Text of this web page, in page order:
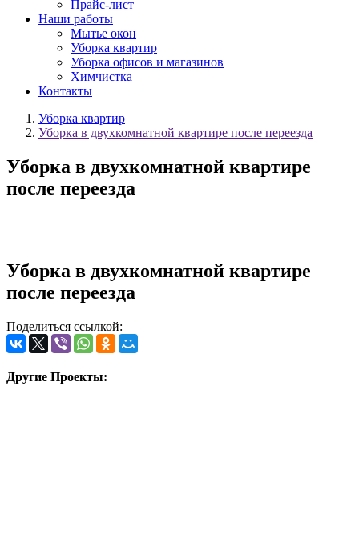
Прайс-лист
Наши работы
Мытье окон
Уборка квартир
Уборка офисов и магазинов
Химчистка
Контакты
Уборка квартир
Уборка в двухкомнатной квартире после переезда
Уборка в двухкомнатной квартире
после переезда
Уборка в двухкомнатной квартире
после переезда
Поделиться ссылкой:
Другие Проекты: